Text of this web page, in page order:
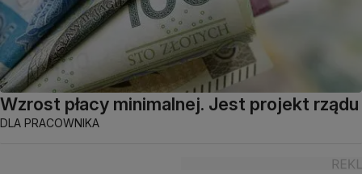
Wzrost płacy minimalnej. Jest projekt rządu
DLA PRACOWNIKA